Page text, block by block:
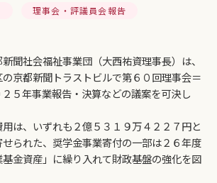
理事会・評議員会報告
聞社会福祉事業団（大西祐資理事長）は、
の京都新聞トラストビルで第６０回理事会＝
５年事業報告・決算などの議案を可決し
は、いずれも２億５３１９万４２２７円と
られた、奨学金事業寄付の一部は２６年度
金資産」に繰り入れて財政基盤の強化を図